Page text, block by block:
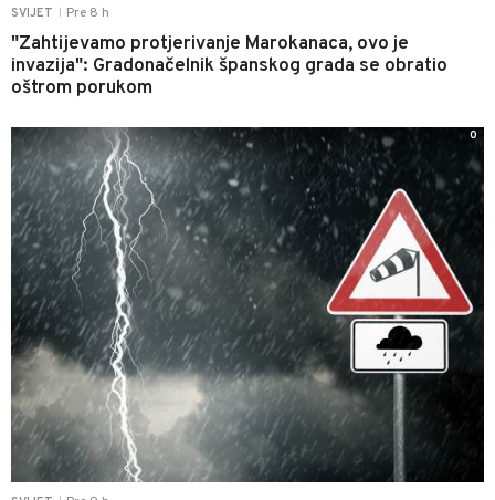
SVIJET Pre 8 h
"Zahtijevamo protjerivanje Marokanaca, ovo je
invazija": Gradonačelnik španskog grada se obratio
oštrom porukom
0